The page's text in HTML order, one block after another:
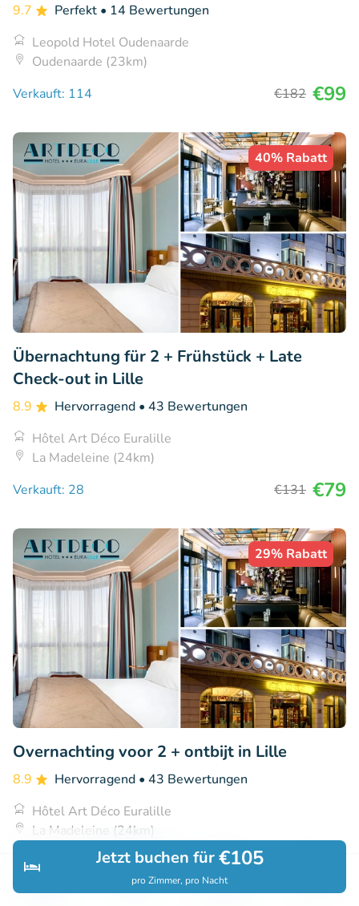
Suchen Buchungen
Jetzt buchen für€105
pro Zimmer, pro Nacht
9.7 Perfekt • 14 Bewertungen
Leopold Hotel Oudenaarde
Oudenaarde (23km)
Verkauft: 114
€182 €99
40% Rabatt
Übernachtung für 2 + Frühstück + Late
Check-out in Lille
8.9 Hervorragend • 43 Bewertungen
Hôtel Art Déco Euralille
La Madeleine (24km)
Verkauft: 28
€131 €79
29% Rabatt
Overnachting voor 2 + ontbijt in Lille
8.9 Hervorragend • 43 Bewertungen
Hôtel Art Déco Euralille
La Madeleine (24km)
Verkauft: 300